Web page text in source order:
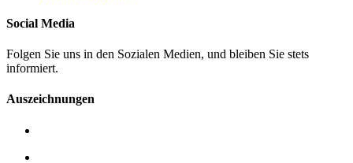
Social Media
Folgen Sie uns in den Sozialen Medien, und bleiben Sie stets
informiert.
Auszeichnungen